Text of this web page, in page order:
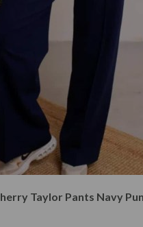
Taylor Pants Navy